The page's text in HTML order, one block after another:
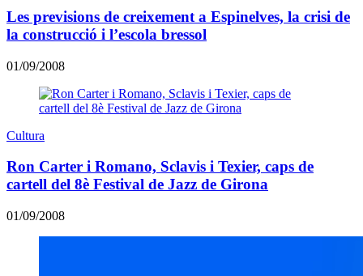
Les previsions de creixement a Espinelves, la crisi de
la construcció i l’escola bressol
01/09/2008
Cultura
Ron Carter i Romano, Sclavis i Texier, caps de
cartell del 8è Festival de Jazz de Girona
01/09/2008